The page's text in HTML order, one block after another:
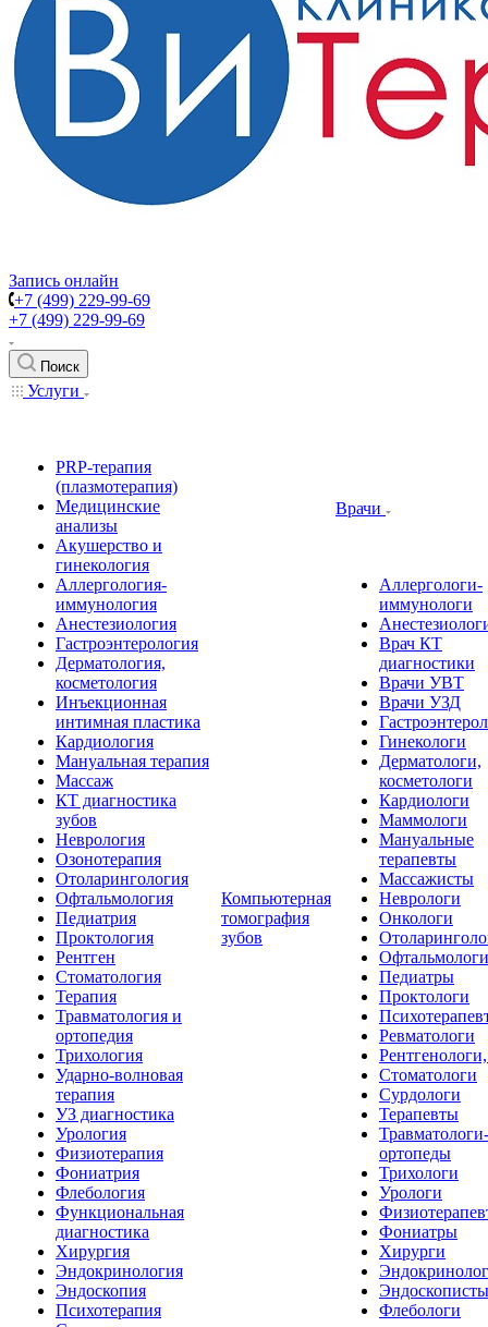
Запись онлайн
+7 (499) 229-99-69
+7 (499) 229-99-69
Поиск
Услуги
PRP-терапия
(плазмотерапия)
Медицинские
анализы
Акушерство и
гинекология
Аллергология-
иммунология
Анестезиология
Гастроэнтерология
Дерматология,
косметология
Инъекционная
интимная пластика
Кардиология
Мануальная терапия
Массаж
КТ диагностика
зубов
Неврология
Озонотерапия
Отоларингология
Офтальмология
Педиатрия
Проктология
Рентген
Стоматология
Терапия
Травматология и
ортопедия
Трихология
Ударно-волновая
терапия
УЗ диагностика
Урология
Физиотерапия
Фониатрия
Флебология
Функциональная
диагностика
Хирургия
Эндокринология
Эндоскопия
Психотерапия
Компьютерная
томография
зубов
Врачи
Аллергологи-
иммунологи
Врач КТ
диагностики
Врачи УВТ
Врачи УЗД
Гинекологи
Дерматологи,
косметологи
Кардиологи
Маммологи
Мануальные
терапевты
Массажисты
Неврологи
Онкологи
Офтальмологи
Педиатры
Проктологи
Ревматологи
Стоматологи
Сурдологи
Терапевты
Травматологи-
ортопеды
Трихологи
Урологи
Фониатры
Хирурги
Эндоскописты
Флебологи